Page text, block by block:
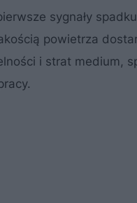
sygnały spadku
powietrza
i strat medium,